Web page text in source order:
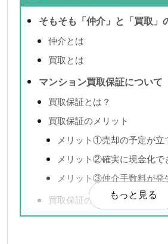
そもそも「仲介」と「買取」
仲介とは
買取とは
マンション買取保証について
買取保証とは？
買取保証のメリット
メリット①売却の予定が立
メリット②確実に現金化で
メリット③仲介手数料が発
買取保証のデメリット
デメリット①仲介より価格
もっと見る